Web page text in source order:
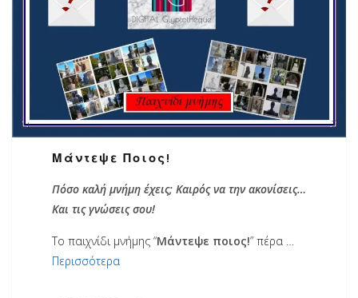
Μάντεψε Ποιος!
Πόσο καλή μνήμη έχεις; Καιρός να την ακονίσεις…
Και τις γνώσεις σου!
Το παιχνίδι μνήμης “Μάντεψε ποιος!” πέρα …
Περισσότερα